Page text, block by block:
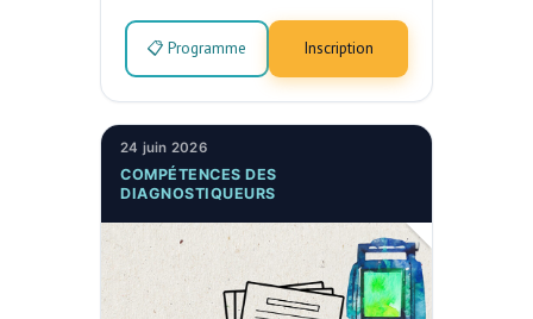
📋 Programme Inscription
24 juin 2026
COMPÉTENCES DES
DIAGNOSTIQUEURS